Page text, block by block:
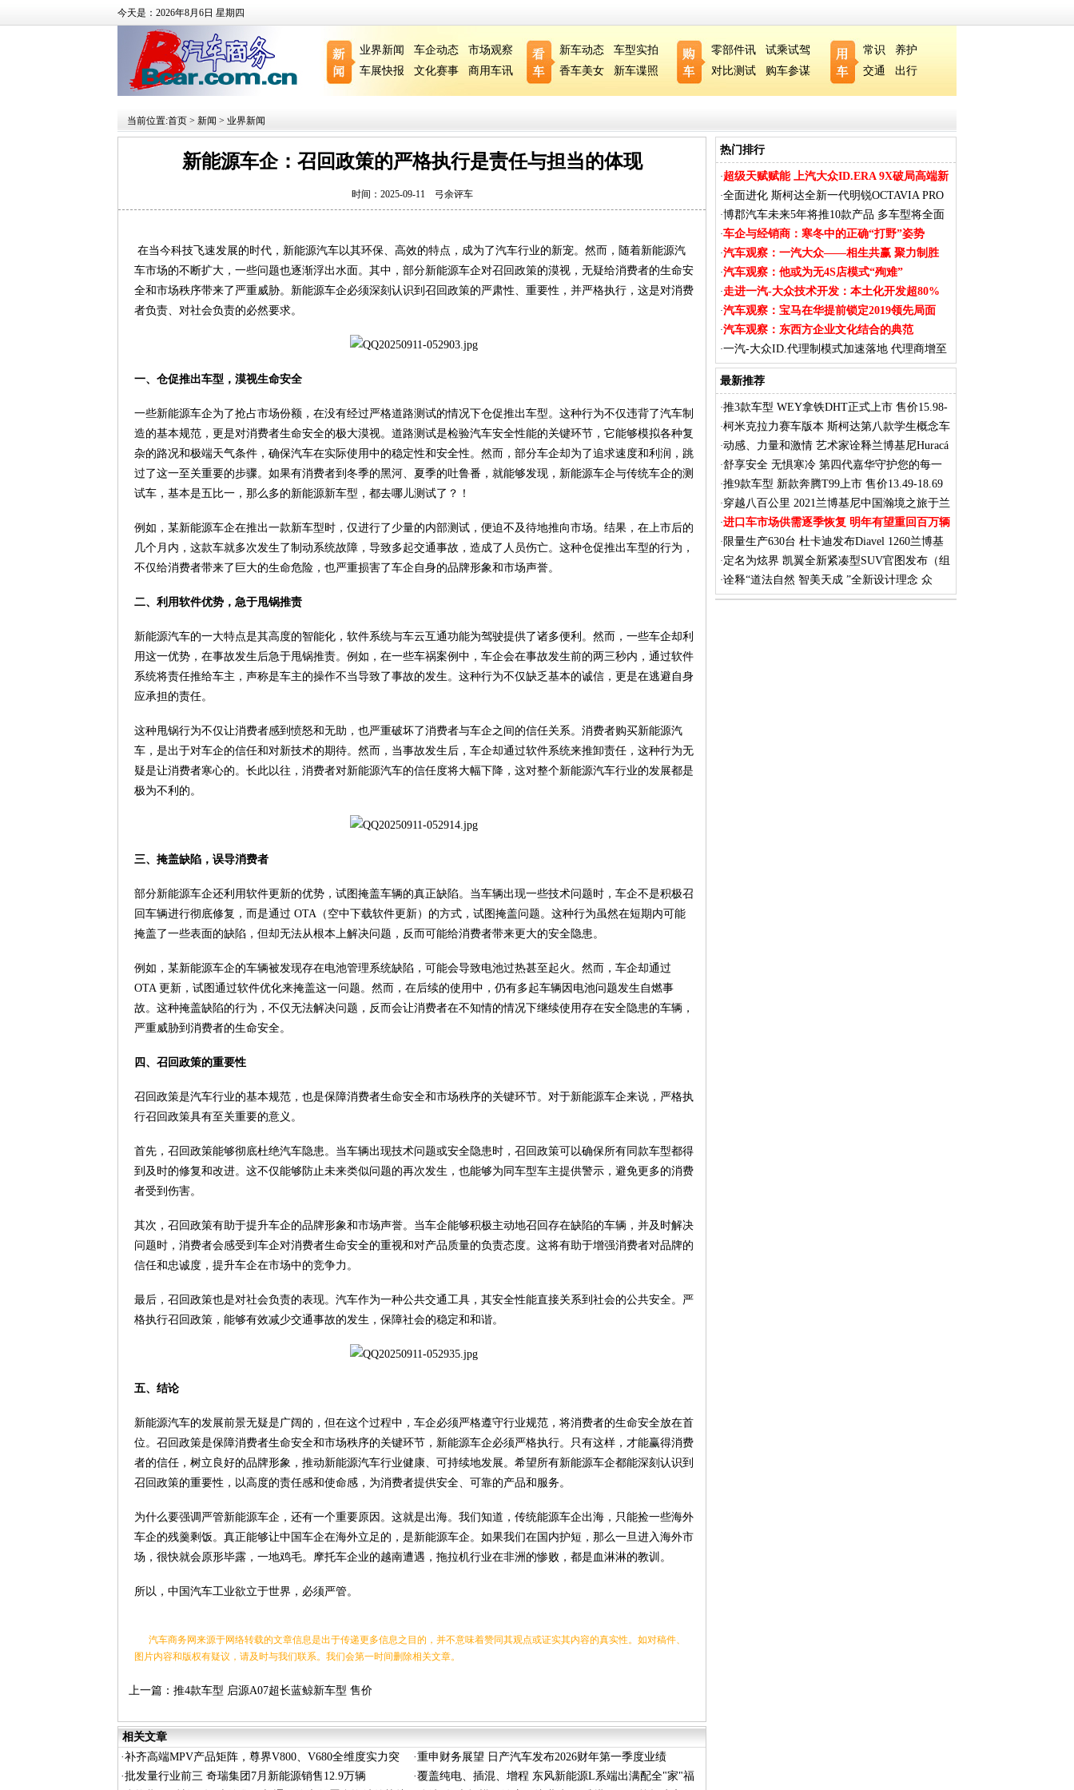
今天是：2026年8月6日 星期四
业界新闻 车企动态
市场观察
车展快报
文化赛事 商用车讯
新车动态
车型实拍
香车美女
新车谍照
零部件讯
试乘试驾
对比测试
购车参谋
常识
养护
交通
出行
当前位置:首页 > 新闻 > 业界新闻
新能源车企：召回政策的严格执行是责任与担当的体现
时间：2025-09-11 弓余评车
在当今科技飞速发展的时代，新能源汽车以其环保、高效的特点，成为了汽车行业的新宠。然而，随着新能源汽
车市场的不断扩大，一些问题也逐渐浮出水面。其中，部分新能源车企对召回政策的漠视，无疑给消费者的生命安
全和市场秩序带来了严重威胁。新能源车企必须深刻认识到召回政策的严肃性、重要性，并严格执行，这是对消费
者负责、对社会负责的必然要求。
一、仓促推出车型，漠视生命安全
一些新能源车企为了抢占市场份额，在没有经过严格道路测试的情况下仓促推出车型。这种行为不仅违背了汽车制
造的基本规范，更是对消费者生命安全的极大漠视。道路测试是检验汽车安全性能的关键环节，它能够模拟各种复
杂的路况和极端天气条件，确保汽车在实际使用中的稳定性和安全性。然而，部分车企却为了追求速度和利润，跳
过了这一至关重要的步骤。如果有消费者到冬季的黑河、夏季的吐鲁番，就能够发现，新能源车企与传统车企的测
试车，基本是五比一，那么多的新能源新车型，都去哪儿测试了？！
例如，某新能源车企在推出一款新车型时，仅进行了少量的内部测试，便迫不及待地推向市场。结果，在上市后的
几个月内，这款车就多次发生了制动系统故障，导致多起交通事故，造成了人员伤亡。这种仓促推出车型的行为，
不仅给消费者带来了巨大的生命危险，也严重损害了车企自身的品牌形象和市场声誉。
二、利用软件优势，急于甩锅推责
新能源汽车的一大特点是其高度的智能化，软件系统与车云互通功能为驾驶提供了诸多便利。然而，一些车企却利
用这一优势，在事故发生后急于甩锅推责。例如，在一些车祸案例中，车企会在事故发生前的两三秒内，通过软件
系统将责任推给车主，声称是车主的操作不当导致了事故的发生。这种行为不仅缺乏基本的诚信，更是在逃避自身
应承担的责任。
这种甩锅行为不仅让消费者感到愤怒和无助，也严重破坏了消费者与车企之间的信任关系。消费者购买新能源汽
车，是出于对车企的信任和对新技术的期待。然而，当事故发生后，车企却通过软件系统来推卸责任，这种行为无
疑是让消费者寒心的。长此以往，消费者对新能源汽车的信任度将大幅下降，这对整个新能源汽车行业的发展都是
极为不利的。
三、掩盖缺陷，误导消费者
部分新能源车企还利用软件更新的优势，试图掩盖车辆的真正缺陷。当车辆出现一些技术问题时，车企不是积极召
回车辆进行彻底修复，而是通过 OTA（空中下载软件更新）的方式，试图掩盖问题。这种行为虽然在短期内可能
掩盖了一些表面的缺陷，但却无法从根本上解决问题，反而可能给消费者带来更大的安全隐患。
例如，某新能源车企的车辆被发现存在电池管理系统缺陷，可能会导致电池过热甚至起火。然而，车企却通过
OTA 更新，试图通过软件优化来掩盖这一问题。然而，在后续的使用中，仍有多起车辆因电池问题发生自燃事
故。这种掩盖缺陷的行为，不仅无法解决问题，反而会让消费者在不知情的情况下继续使用存在安全隐患的车辆，
严重威胁到消费者的生命安全。
四、召回政策的重要性
召回政策是汽车行业的基本规范，也是保障消费者生命安全和市场秩序的关键环节。对于新能源车企来说，严格执
行召回政策具有至关重要的意义。
首先，召回政策能够彻底杜绝汽车隐患。当车辆出现技术问题或安全隐患时，召回政策可以确保所有同款车型都得
到及时的修复和改进。这不仅能够防止未来类似问题的再次发生，也能够为同车型车主提供警示，避免更多的消费
者受到伤害。
其次，召回政策有助于提升车企的品牌形象和市场声誉。当车企能够积极主动地召回存在缺陷的车辆，并及时解决
问题时，消费者会感受到车企对消费者生命安全的重视和对产品质量的负责态度。这将有助于增强消费者对品牌的
信任和忠诚度，提升车企在市场中的竞争力。
最后，召回政策也是对社会负责的表现。汽车作为一种公共交通工具，其安全性能直接关系到社会的公共安全。严
格执行召回政策，能够有效减少交通事故的发生，保障社会的稳定和和谐。
五、结论
新能源汽车的发展前景无疑是广阔的，但在这个过程中，车企必须严格遵守行业规范，将消费者的生命安全放在首
位。召回政策是保障消费者生命安全和市场秩序的关键环节，新能源车企必须严格执行。只有这样，才能赢得消费
者的信任，树立良好的品牌形象，推动新能源汽车行业健康、可持续地发展。希望所有新能源车企都能深刻认识到
召回政策的重要性，以高度的责任感和使命感，为消费者提供安全、可靠的产品和服务。
为什么要强调严管新能源车企，还有一个重要原因。这就是出海。我们知道，传统能源车企出海，只能捡一些海外
车企的残羹剩饭。真正能够让中国车企在海外立足的，是新能源车企。如果我们在国内护短，那么一旦进入海外市
场，很快就会原形毕露，一地鸡毛。摩托车企业的越南遭遇，拖拉机行业在非洲的惨败，都是血淋淋的教训。
所以，中国汽车工业欲立于世界，必须严管。
汽车商务网来源于网络转载的文章信息是出于传递更多信息之目的，并不意味着赞同其观点或证实其内容的真实性。如对稿件、
图片内容和版权有疑议，请及时与我们联系。我们会第一时间删除相关文章。
上一篇： 推4款车型 启源A07超长蓝鲸新车型 售价
相关文章
·补齐高端MPV产品矩阵，尊界V800、V680全维度实力突
围
·重申财务展望 日产汽车发布2026财年第一季度业绩
·批发量行业前三 奇瑞集团7月新能源销售12.9万辆 ·覆盖纯电、插混、增程 东风新能源L系端出满配全"家"福
热门排行
·超级天赋赋能 上汽大众ID.ERA 9X破局高端新
能
·全面进化 斯柯达全新一代明锐OCTAVIA PRO
内饰
·博郡汽车未来5年将推10款产品 多车型将全面
覆
·车企与经销商：寒冬中的正确“打野”姿势
·汽车观察：一汽大众——相生共赢 聚力制胜
·汽车观察：他或为无4S店模式“殉难”
·走进一汽-大众技术开发：本土化开发超80%
·汽车观察：宝马在华提前锁定2019领先局面
·汽车观察：东西方企业文化结合的典范
·一汽-大众ID.代理制模式加速落地 代理商增至
7
最新推荐
·推3款车型 WEY拿铁DHT正式上市 售价15.98-
17.
·柯米克拉力赛车版本 斯柯达第八款学生概念车
·动感、力量和激情 艺术家诠释兰博基尼Huracá
·舒享安全 无惧寒冷 第四代嘉华守护您的每一
次
·推9款车型 新款奔腾T99上市 售价13.49-18.69
·穿越八百公里 2021兰博基尼中国瀚境之旅于兰
·进口车市场供需逐季恢复 明年有望重回百万辆
· 限量生产630台 杜卡迪发布Diavel 1260兰博基
·定名为炫界 凯翼全新紧凑型SUV官图发布（组
图）
·诠释“道法自然 智美天成 ”全新设计理念 众